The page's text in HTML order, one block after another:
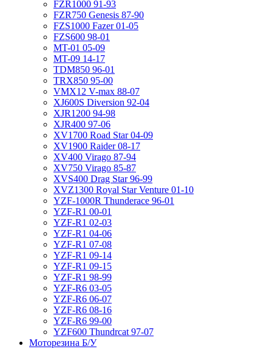
FZR1000 91-93
FZR750 Genesis 87-90
FZS1000 Fazer 01-05
FZS600 98-01
MT-01 05-09
MT-09 14-17
TDM850 96-01
TRX850 95-00
VMX12 V-max 88-07
XJ600S Diversion 92-04
XJR1200 94-98
XJR400 97-06
XV1700 Road Star 04-09
XV1900 Raider 08-17
XV400 Virago 87-94
XV750 Virago 85-87
XVS400 Drag Star 96-99
XVZ1300 Royal Star Venture 01-10
YZF-1000R Thunderace 96-01
YZF-R1 00-01
YZF-R1 02-03
YZF-R1 04-06
YZF-R1 07-08
YZF-R1 09-14
YZF-R1 09-15
YZF-R1 98-99
YZF-R6 03-05
YZF-R6 06-07
YZF-R6 08-16
YZF-R6 99-00
YZF600 Thundrcat 97-07
Моторезина Б/У